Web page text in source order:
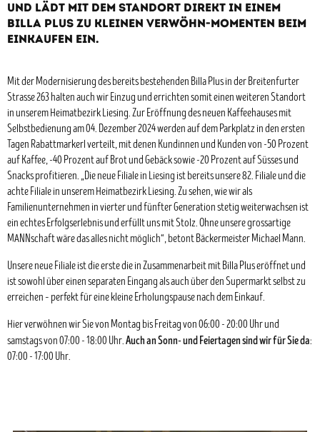
und lädt mit dem Standort direkt in einem
Billa Plus zu kleinen Verwöhn-Momenten beim
Einkaufen ein.
Mit der Modernisierung des bereits bestehenden Billa Plus in der Breitenfurter
Strasse 263 halten auch wir Einzug und errichten somit einen weiteren Standort
in unserem Heimatbezirk Liesing. Zur Eröffnung des neuen Kaffeehauses mit
Selbstbedienung am 04. Dezember 2024 werden auf dem Parkplatz in den ersten
Tagen Rabattmarkerl verteilt, mit denen Kundinnen und Kunden von -50 Prozent
auf Kaffee, -40 Prozent auf Brot und Gebäck sowie -20 Prozent auf Süsses und
Snacks profitieren. „Die neue Filiale in Liesing ist bereits unsere 82. Filiale und die
achte Filiale in unserem Heimatbezirk Liesing. Zu sehen, wie wir als
Familienunternehmen in vierter und fünfter Generation stetig weiterwachsen ist
ein echtes Erfolgserlebnis und erfüllt uns mit Stolz. Ohne unsere grossartige
MANNschaft wäre das alles nicht möglich“, betont Bäckermeister Michael Mann.
Unsere neue Filiale ist die erste die in Zusammenarbeit mit Billa Plus eröffnet und
ist sowohl über einen separaten Eingang als auch über den Supermarkt selbst zu
erreichen – perfekt für eine kleine Erholungspause nach dem Einkauf.
Hier verwöhnen wir Sie von Montag bis Freitag von 06:00 - 20:00 Uhr und
samstags von 07:00 - 18:00 Uhr.Auch an Sonn- und Feiertagen sind wir für Sie da:
07:00 - 17:00 Uhr.